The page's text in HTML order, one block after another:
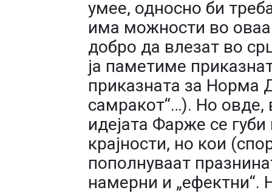
умее, односно би
има можности во
добро да влезат во
ја паметиме
приказната за Норма
самракот“…). Но овде,
идејата Фарже се
крајности, но кои
пополнуваат
намерни и „ефектни“.